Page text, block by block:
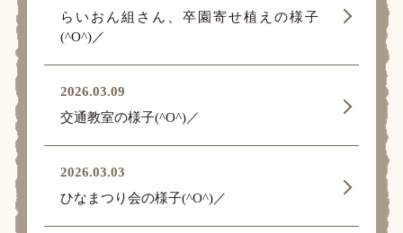
らいおん組さん、卒園寄せ植えの様子
(^O^)／
2026.03.09
交通教室の様子(^O^)／
2026.03.03
ひなまつり会の様子(^O^)／